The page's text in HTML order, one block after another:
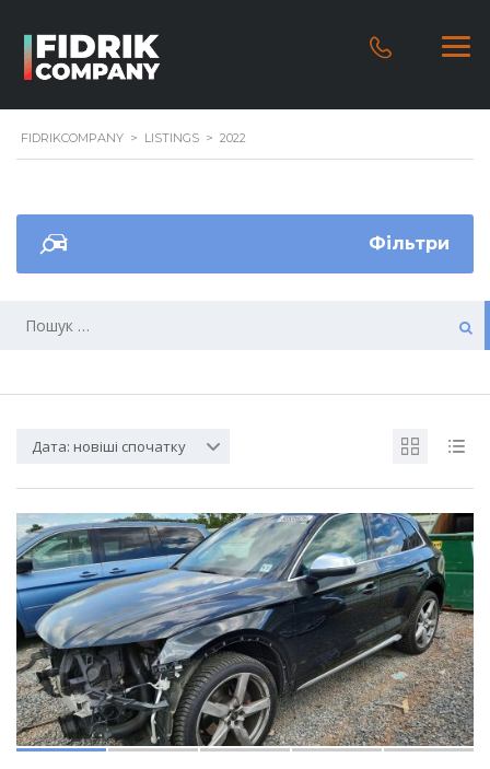
FIDRIKCOMPANY > LISTINGS > 2022
Фільтри
Дата: новіші спочатку